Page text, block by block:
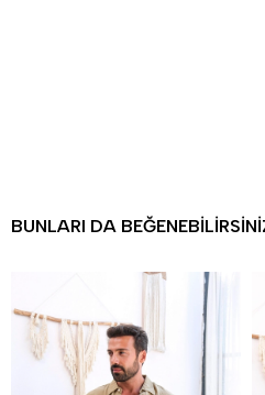
BUNLARI DA